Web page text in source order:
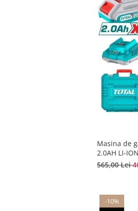
Masina de
2.0AH LI-
565,00 Lei
-10%